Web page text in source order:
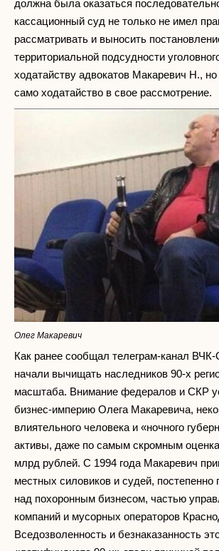
должна была оказаться
кассационный суд не только не имел
рассматривать и выносить
территориальной подсудности
ходатайству адвокатов Макаревич Н.,
само ходатайство в свое рассмотрение.
Олег Макаревич
Как ранее сообщал телеграм-канал
начали вычищать наследников 90-х
масштаба. Внимание федералов и СКР
бизнес-империю Олега Макаревича,
влиятельного человека и «ночного
активы, даже по самым скромным
млрд рублей. С 1994 года Макаревич
местных силовиков и судей, постепенно
над похоронным бизнесом, частью
компаний и мусорных операторов
Вседозволенность и безнаказанность